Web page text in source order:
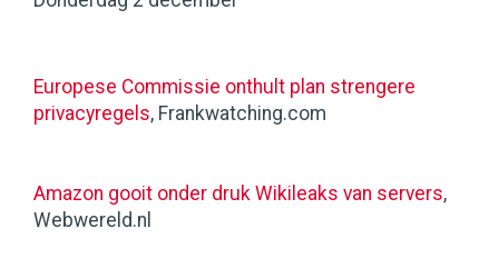
Europese Commissie onthult plan strengere
privacyregels, Frankwatching.com
Amazon gooit onder druk Wikileaks van servers,
Webwereld.nl